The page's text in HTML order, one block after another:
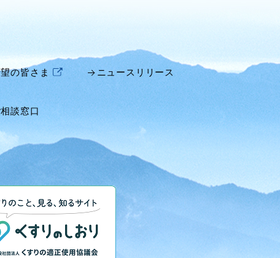
の皆さま ニュースリリース
談窓口